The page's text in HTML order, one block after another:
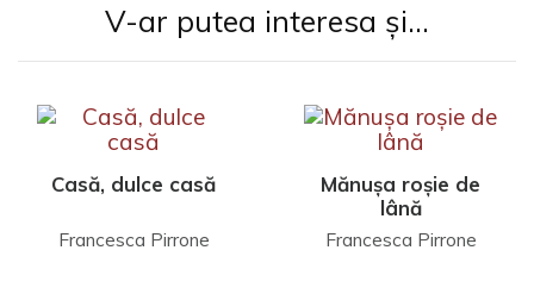
V-ar putea interesa și...
Casă, dulce casă
Francesca Pirrone
Mănușa roșie de
lână
Francesca Pirrone